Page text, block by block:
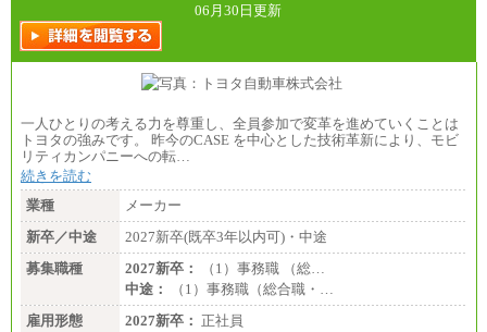
06月30日更新
一人ひとりの考える力を尊重し、全員参加で変革を進めていくことは
トヨタの強みです。 昨今のCASE を中心とした技術革新により、モビ
リティカンパニーへの転…
続きを読む
業種
メーカー
新卒／中途
2027新卒(既卒3年以内可)・中途
募集職種
2027新卒：
（1）事務職 （総…
中途：
（1）事務職（総合職・…
雇用形態
2027新卒： 正社員